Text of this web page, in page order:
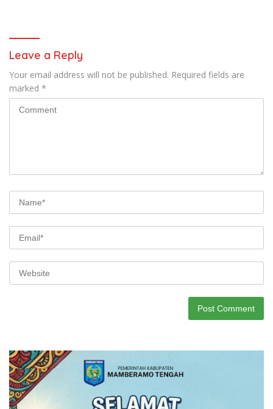
Leave a Reply
Your email address will not be published. Required fields are
marked *